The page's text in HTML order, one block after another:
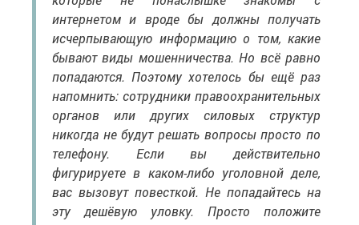
интернетом и вроде бы должны получать
исчерпывающую информацию о том, какие
бывают виды мошенничества. Но всё равно
попадаются. Поэтому хотелось бы ещё раз
напомнить: сотрудники правоохранительных
органов или других силовых структур
никогда не будут решать вопросы просто по
телефону. Если вы действительно
фигурируете в каком-либо уголовной деле,
вас вызовут повесткой. Не попадайтесь на
эту дешёвую уловку. Просто положите